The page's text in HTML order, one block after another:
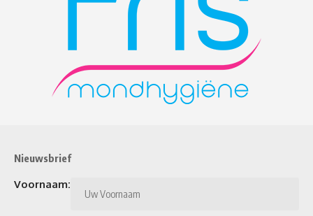
Nieuwsbrief
Voornaam: